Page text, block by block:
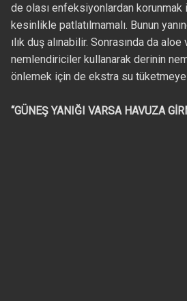
de olası enfeksiyonlardan korunmak
kesinlikle patlatılmamalı. Bunun
ılık duş alınabilir. Sonrasında da
nemlendiriciler kullanarak derinin
önlemek için de ekstra su
“GÜNEŞ YANIĞI VARSA HAVUZA